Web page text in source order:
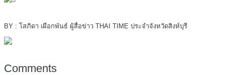
BY : โสภิดา เผือกพันธ์ ผู้สื่อข่าว THAI TIME ประจำจังหวัดสิงห์บุรี
Comments